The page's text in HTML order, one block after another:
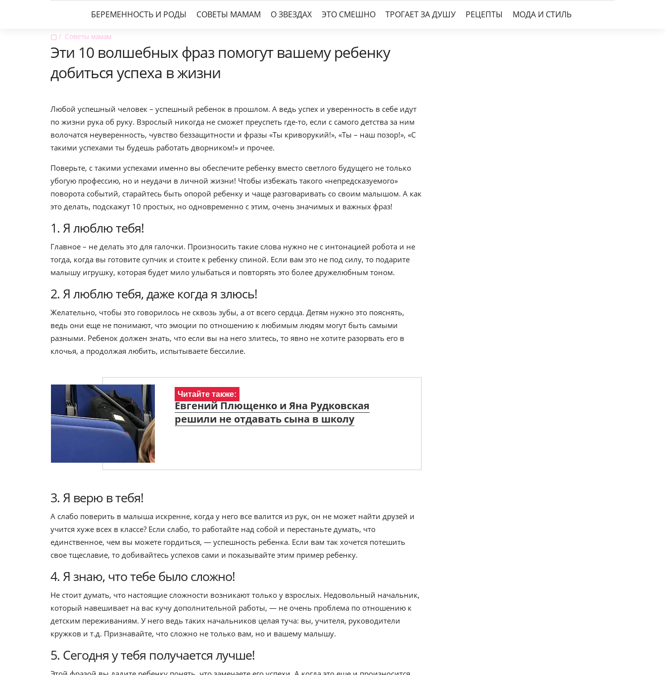
БЕРЕМЕННОСТЬ И РОДЫ СОВЕТЫ МАМАМ О ЗВЕЗДАХ ЭТО СМЕШНО ТРОГАЕТ ЗА ДУШУ РЕЦЕПТЫ МОДА И СТИЛЬ
▢ Советы мамам
Эти 10 волшебных фраз помогут вашему ребенку
добиться успеха в жизни
Любой успешный человек – успешный ребенок в прошлом. А ведь успех и уверенность в себе идут
по жизни рука об руку. Взрослый никогда не сможет преуспеть где-то, если с самого детства за ним
волочатся неуверенность, чувство беззащитности и фразы «Ты криворукий!», «Ты – наш позор!», «С
такими успехами ты будешь работать дворником!» и прочее.
Поверьте, с такими успехами именно вы обеспечите ребенку вместо светлого будущего не только
убогую профессию, но и неудачи в личной жизни! Чтобы избежать такого «непредсказуемого»
поворота событий, старайтесь быть опорой ребенку и чаще разговаривать со своим малышом. А как
это делать, подскажут 10 простых, но одновременно с этим, очень значимых и важных фраз!
1. Я люблю тебя!
Главное – не делать это для галочки. Произносить такие слова нужно не с интонацией робота и не
тогда, когда вы готовите супчик и стоите к ребенку спиной. Если вам это не под силу, то подарите
малышу игрушку, которая будет мило улыбаться и повторять это более дружелюбным тоном.
2. Я люблю тебя, даже когда я злюсь!
Желательно, чтобы это говорилось не сквозь зубы, а от всего сердца. Детям нужно это пояснять,
ведь они еще не понимают, что эмоции по отношению к любимым людям могут быть самыми
разными. Ребенок должен знать, что если вы на него злитесь, то явно не хотите разорвать его в
клочья, а продолжая любить, испытываете бессилие.
Читайте также:
Евгений Плющенко и Яна Рудковская
решили не отдавать сына в школу
3. Я верю в тебя!
А слабо поверить в малыша искренне, когда у него все валится из рук, он не может найти друзей и
учится хуже всех в классе? Если слабо, то работайте над собой и перестаньте думать, что
единственное, чем вы можете гордиться, — успешность ребенка. Если вам так хочется потешить
свое тщеславие, то добивайтесь успехов сами и показывайте этим пример ребенку.
4. Я знаю, что тебе было сложно!
Не стоит думать, что настоящие сложности возникают только у взрослых. Недовольный начальник,
который навешивает на вас кучу дополнительной работы, — не очень проблема по отношению к
детским переживаниям. У него ведь таких начальников целая туча: вы, учителя, руководители
кружков и т.д. Признавайте, что сложно не только вам, но и вашему малышу.
5. Сегодня у тебя получается лучше!